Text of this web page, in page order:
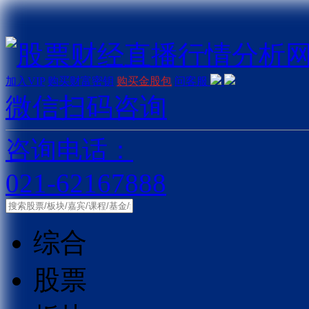
加入VIP 购买财富密钥 购买金股包 问客服
微信扫码咨询
咨询电话：
021-62167888
综合
股票